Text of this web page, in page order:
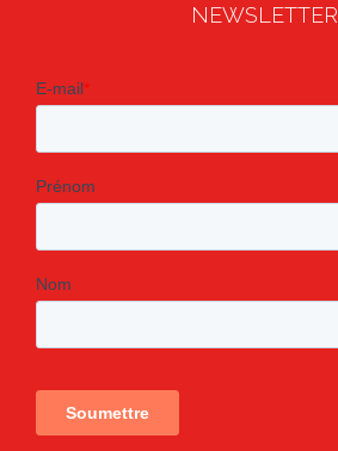
NEWSLETTER